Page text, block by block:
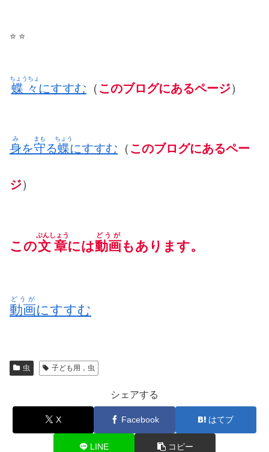
⭐️ ⭐️
蝶々
ちょうちょ
にすすむ （ このブログにあるページ）
身
み
を守
まも
る蝶
ちょう
にすすむ （ このブログにあるペー
ジ）
この文章
ぶんしょう
には動画
どうが
もあります。
動画
どうが
にすすむ
虫 子ども用，虫
シェアする
X Facebook はてブ
LINE コピー